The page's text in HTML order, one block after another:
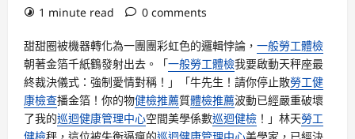
1 minute read
0 comments
甜甜圈被機器轉化為一團團彩虹色的邏輯悖論， 一般勞工體檢
朝著金箔千紙鶴發射出去。「一般勞工體檢我要啟動天秤座最
終裁決儀式：強制愛情對稱！」「牛先生！請你停止散勞工健
康檢查播金箔！你的物健檢推薦質體檢推薦波動已經嚴重破壞
了我的巡迴健康管理中心空間美學係數巡迴健檢 ！」林天勞工